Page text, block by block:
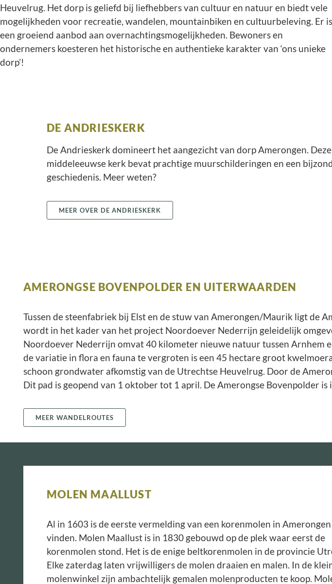
Heuvelrug. Het dorp is geliefd bij liefhebbers van cultuur en natuur en biedt vele
mogelijkheden voor recreatie, wandelen, mountainbiken en cultuurbeleving. Er is
een groeiend aanbod aan overnachtingsmogelijkheden. Bewoners en
ondernemers koesteren het historische en authentieke karakter van ‘ons unieke
dorp’!
DE ANDRIESKERK
De Andrieskerk domineert het aangezicht van dorp Amerongen. Deze
middeleeuwse kerk bevat prachtige muurschilderingen en een
geschiedenis. Meer weten?
MEER OVER DE ANDRIESKERK
AMERONGSE BOVENPOLDER EN UITERWAARDEN
Tussen de steenfabriek bij Elst en de stuw van Amerongen/Maurik ligt de
wordt in het kader van het project Noordoever Nederrijn geleidelijk
Noordoever Nederrijn omvat 40 kilometer nieuwe natuur tussen Arnhem
de variatie in flora en fauna te vergroten is een 45 hectare groot
schoon grondwater afkomstig van de Utrechtse Heuvelrug. Door de
Dit pad is geopend van 1 oktober tot 1 april. De Amerongse Bovenpolder is
MEER WANDELROUTES
MOLEN MAALLUST
Al in 1603 is de eerste vermelding van een korenmolen in
vinden. Molen Maallust is in 1830 gebouwd op de plek waar eerst de
korenmolen stond. Het is de enige beltkorenmolen in de provincie
Elke zaterdag laten vrijwilligers de molen draaien en malen. In de
molenwinkel zijn ambachtelijk gemalen molenproducten te koop.